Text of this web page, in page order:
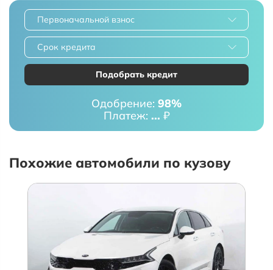
Первоначальной взнос
Срок кредита
Подобрать кредит
Одобрение: 98%
Платеж: ... ₽
Похожие автомобили по кузову